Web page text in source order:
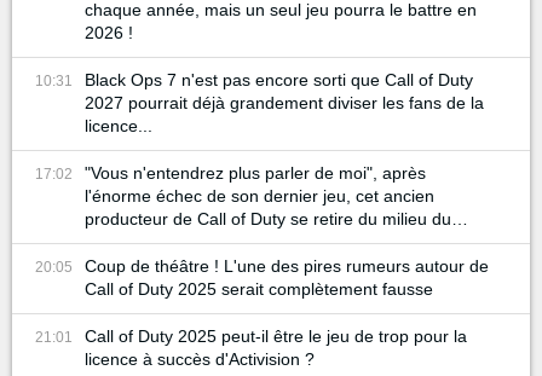
chaque année, mais un seul jeu pourra le battre en
2026 !
10:31
Black Ops 7 n'est pas encore sorti que Call of Duty
2027 pourrait déjà grandement diviser les fans de la
licence...
17:02
"Vous n'entendrez plus parler de moi", après
l'énorme échec de son dernier jeu, cet ancien
producteur de Call of Duty se retire du milieu du
gaming
20:05
Coup de théâtre ! L'une des pires rumeurs autour de
Call of Duty 2025 serait complètement fausse
21:01
Call of Duty 2025 peut-il être le jeu de trop pour la
licence à succès d'Activision ?